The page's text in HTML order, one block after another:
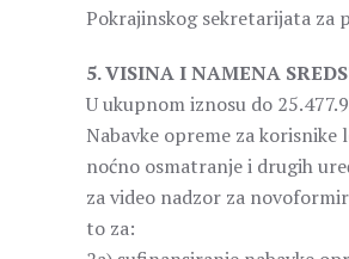
Pokrajinskog sekretarijata za
5. VISINA I NAMENA
U ukupnom iznosu do
Nabavke opreme za
noćno osmatranje i drugih
za video nadzor za
to za: